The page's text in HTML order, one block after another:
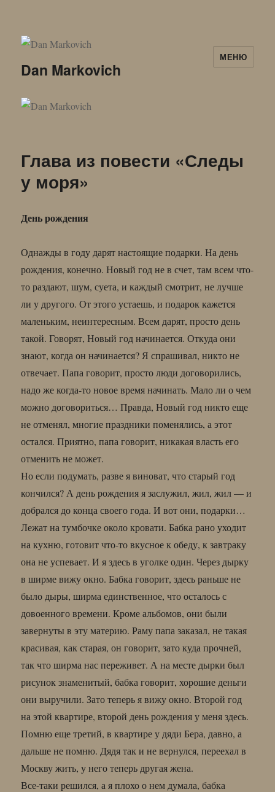
Dan Markovich
МЕНЮ
Глава из повести «Следы
у моря»
День рождения
Однажды в году дарят настоящие подарки. На день
рождения, конечно. Новый год не в счет, там всем что-
то раздают, шум, суета, и каждый смотрит, не лучше
ли у другого. От этого устаешь, и подарок кажется
маленьким, неинтересным. Всем дарят, просто день
такой. Говорят, Новый год начинается. Откуда они
знают, когда он начинается? Я спрашивал, никто не
отвечает. Папа говорит, просто люди договорились,
надо же когда-то новое время начинать. Мало ли о чем
можно договориться… Правда, Новый год никто еще
не отменял, многие праздники поменялись, а этот
остался. Приятно, папа говорит, никакая власть его
отменить не может.
Но если подумать, разве я виноват, что старый год
кончился? А день рождения я заслужил, жил, жил — и
добрался до конца своего года. И вот они, подарки…
Лежат на тумбочке около кровати. Бабка рано уходит
на кухню, готовит что-то вкусное к обеду, к завтраку
она не успевает. И я здесь в уголке один. Через дырку
в ширме вижу окно. Бабка говорит, здесь раньше не
было дыры, ширма единственное, что осталось с
довоенного времени. Кроме альбомов, они были
завернуты в эту материю. Раму папа заказал, не такая
красивая, как старая, он говорит, зато куда прочней,
так что ширма нас переживет. А на месте дырки был
рисунок знаменитый, бабка говорит, хорошие деньги
они выручили. Зато теперь я вижу окно. Второй год
на этой квартире, второй день рождения у меня здесь.
Помню еще третий, в квартире у дяди Бера, давно, а
дальше не помню. Дядя так и не вернулся, переехал в
Москву жить, у него теперь другая жена.
Все-таки решился, а я плохо о нем думала, бабка